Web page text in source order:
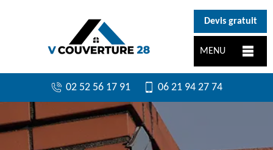
Devis gratuit
MENU
02 52 56 17 91 06 21 94 27 74